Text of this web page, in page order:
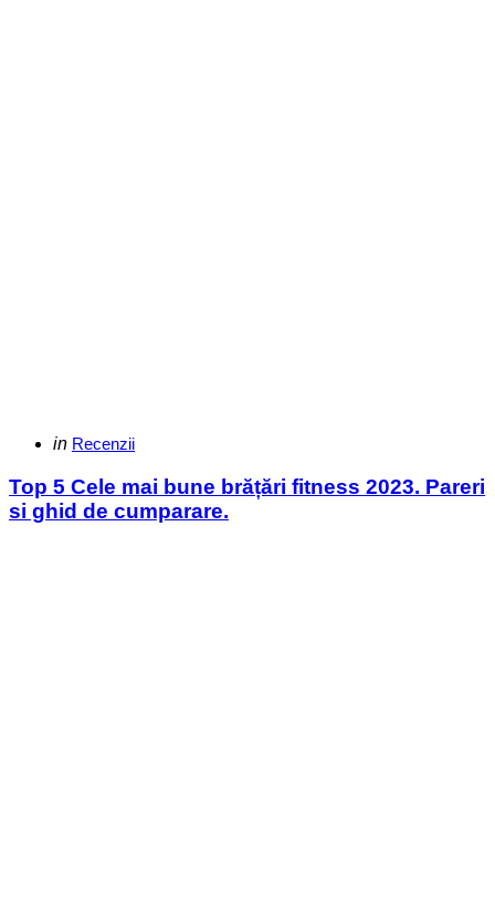
Categories
Posted
in Recenzii
Top 5 Cele mai bune brățări fitness 2023. Pareri
si ghid de cumparare.